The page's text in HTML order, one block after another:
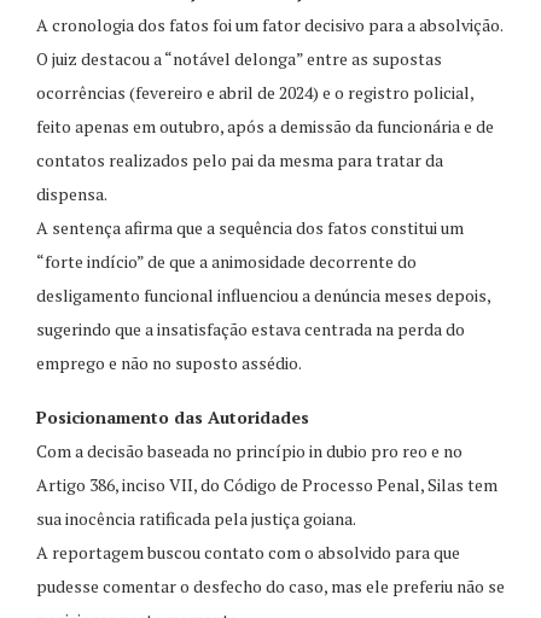
A cronologia dos fatos foi um fator decisivo para a absolvição.
O juiz destacou a “notável delonga” entre as supostas
ocorrências (fevereiro e abril de 2024) e o registro policial,
feito apenas em outubro, após a demissão da funcionária e de
contatos realizados pelo pai da mesma para tratar da
dispensa.
A sentença afirma que a sequência dos fatos constitui um
“forte indício” de que a animosidade decorrente do
desligamento funcional influenciou a denúncia meses depois,
sugerindo que a insatisfação estava centrada na perda do
emprego e não no suposto assédio.
Posicionamento das Autoridades
Com a decisão baseada no princípio in dubio pro reo e no
Artigo 386, inciso VII, do Código de Processo Penal, Silas tem
sua inocência ratificada pela justiça goiana.
A reportagem buscou contato com o absolvido para que
pudesse comentar o desfecho do caso, mas ele preferiu não se